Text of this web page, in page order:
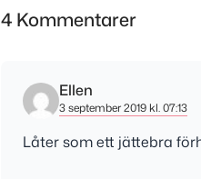
4 Kommentarer
Ellen
3 september 2019 kl. 07:13
Låter som ett jättebra